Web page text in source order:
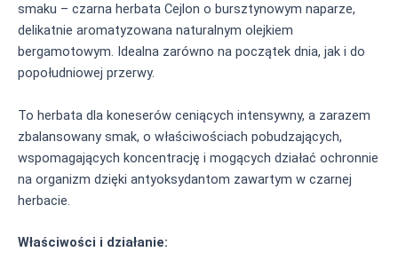
smaku – czarna herbata Cejlon o bursztynowym naparze,
delikatnie aromatyzowana naturalnym olejkiem
bergamotowym. Idealna zarówno na początek dnia, jak i do
popołudniowej przerwy.
To herbata dla koneserów ceniących intensywny, a zarazem
zbalansowany smak, o właściwościach pobudzających,
wspomagających koncentrację i mogących działać ochronnie
na organizm dzięki antyoksydantom zawartym w czarnej
herbacie.
Właściwości i działanie: